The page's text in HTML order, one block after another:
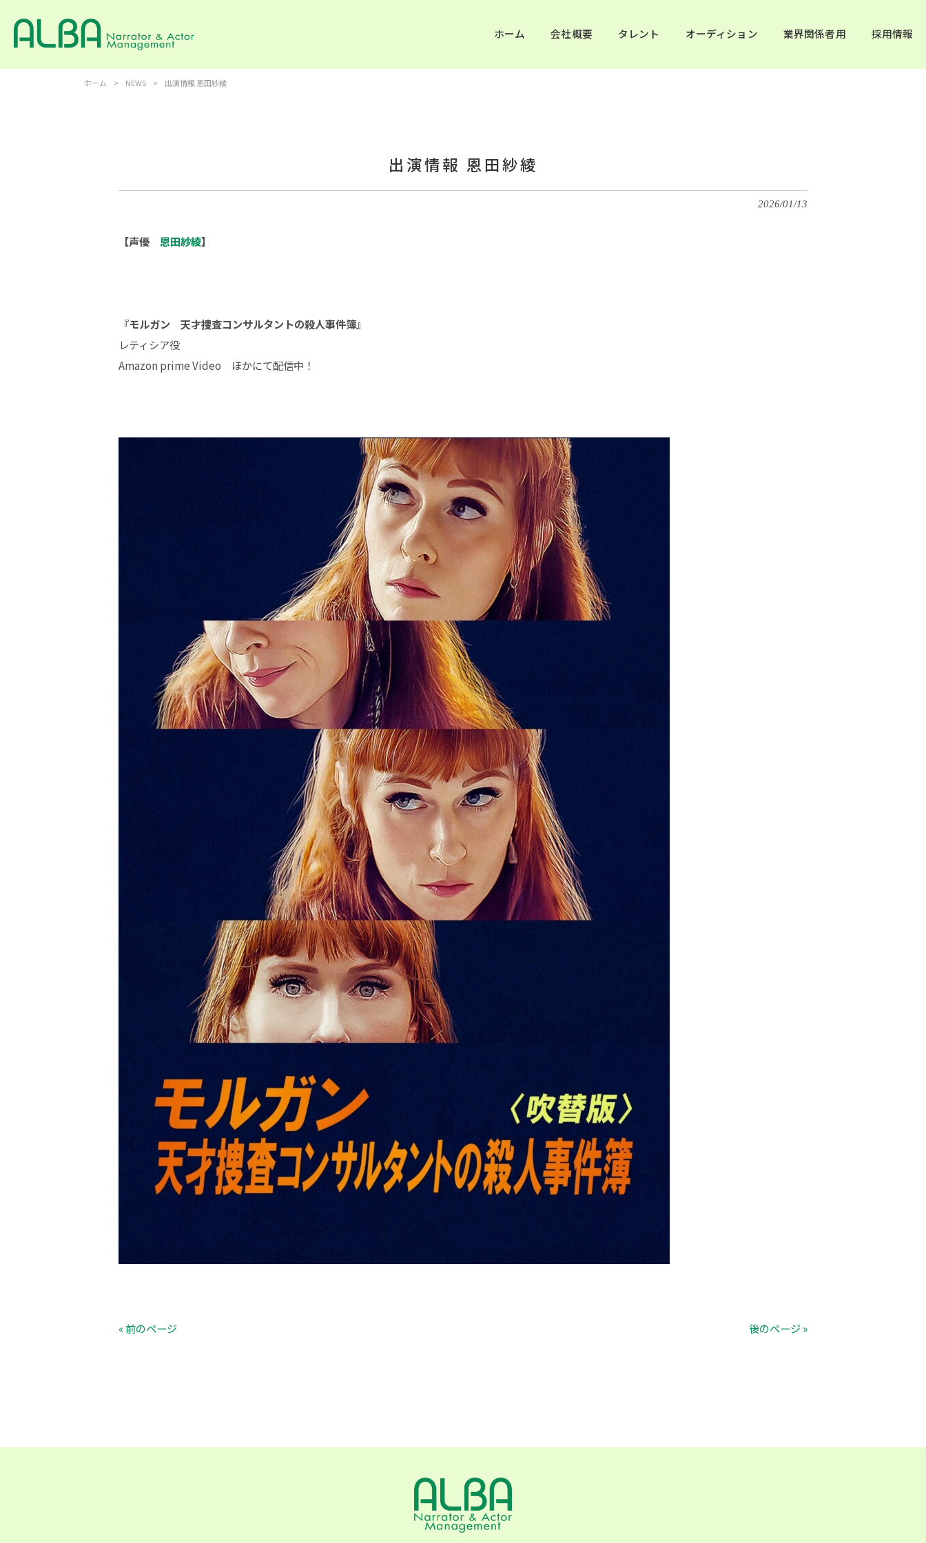
ホーム 会社概要 タレント オーディション 業界関係者用 採用情報
ホーム > NEWS > 出演情報 恩田紗綾
出演情報 恩田紗綾
2026/01/13
【声優 恩田紗綾】
『モルガン 天才捜査コンサルタントの殺人事件簿』
レティシア役
Amazon prime Video ほかにて配信中！
« 前のページ 後のページ »